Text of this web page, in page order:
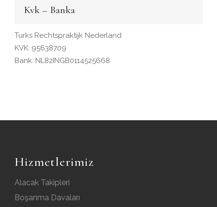
Kvk – Banka
Turks Rechtspraktijk Nederland
KVK: 95638709
Bank: NL82INGB0114525668
Hizmetlerimiz
Alacak Takipleri
Boşanma Davaları